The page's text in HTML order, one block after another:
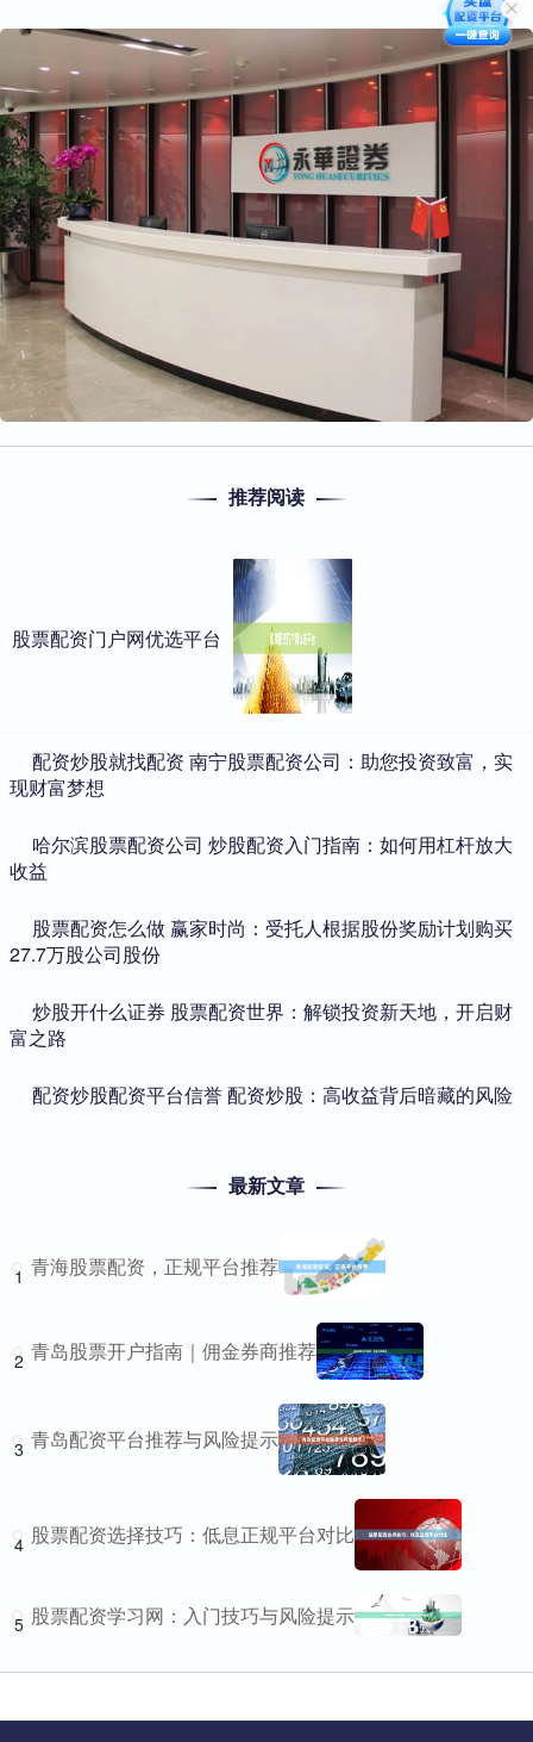
推荐阅读
股票配资门户网优选平台
​配资炒股就找配资 南宁股票配资公司：助您投资致富，实
现财富梦想
​哈尔滨股票配资公司 炒股配资入门指南：如何用杠杆放大
收益
​股票配资怎么做 赢家时尚：受托人根据股份奖励计划购买
27.7万股公司股份
​炒股开什么证券 股票配资世界：解锁投资新天地，开启财
富之路
​配资炒股配资平台信誉 配资炒股：高收益背后暗藏的风险
最新文章
1 青海股票配资，正规平台推荐
2 青岛股票开户指南｜佣金券商推荐
3 青岛配资平台推荐与风险提示
4 股票配资选择技巧：低息正规平台对比
5 股票配资学习网：入门技巧与风险提示